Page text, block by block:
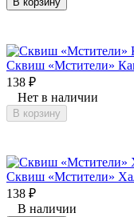
Сквиш «Мстители»
138 ₽
Нет в наличии
В корзину
Сквиш «Мстители»
138 ₽
В наличии